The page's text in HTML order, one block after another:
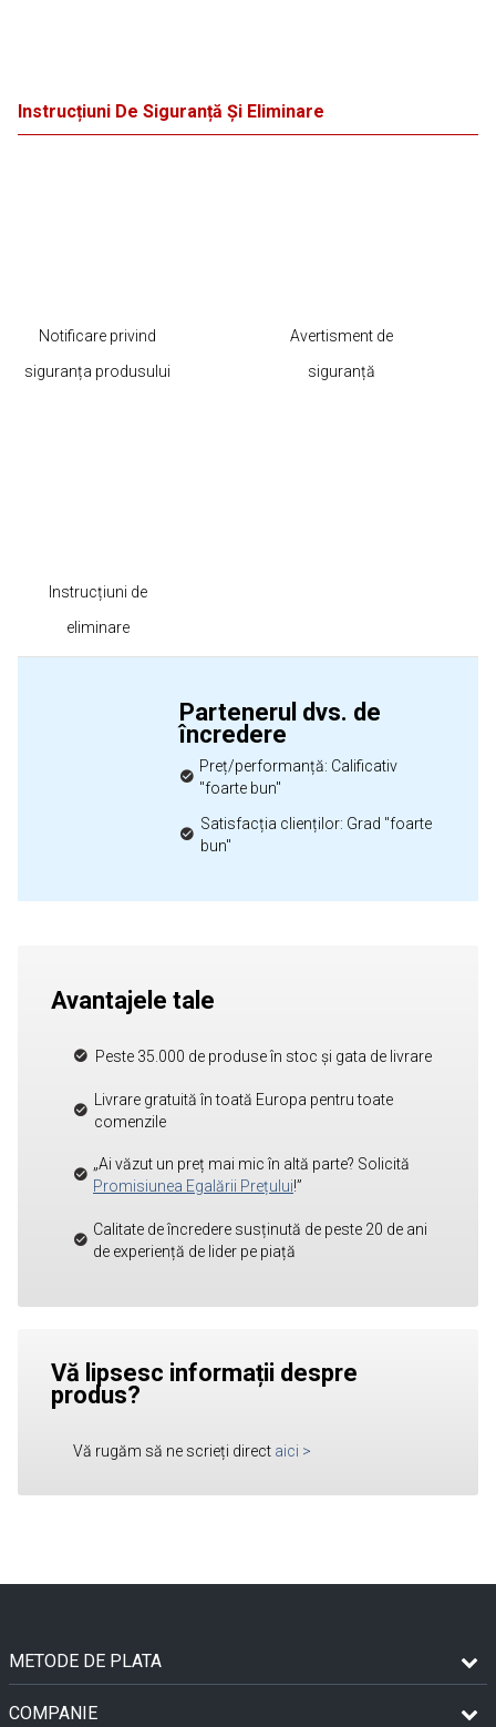
Instrucțiuni De Siguranță Și Eliminare
Notificare privind
siguranța produsului
Avertisment de
siguranță
Instrucțiuni de
eliminare
Partenerul dvs. de
încredere
Preț/performanță: Calificativ
"foarte bun"
Satisfacția clienților: Grad "foarte
bun"
Avantajele tale
Peste 35.000 de produse în stoc și gata de livrare
Livrare gratuită în toată Europa pentru toate
comenzile
„Ai văzut un preț mai mic în altă parte? Solicită
Promisiunea Egalării Prețului!”
Calitate de încredere susținută de peste 20 de ani
de experiență de lider pe piață
Vă lipsesc informații despre
produs?
Vă rugăm să ne scrieți direct aici >
METODE DE PLATA
COMPANIE